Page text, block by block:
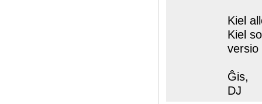
Kiel
Kiel
versio
Ĝis,
DJ